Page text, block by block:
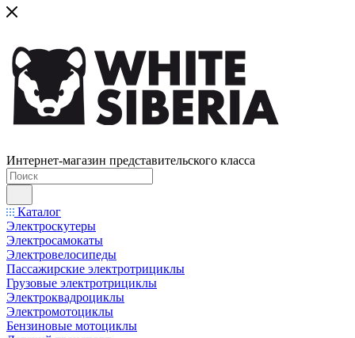
Интернет-магазин представительского класса
Каталог
Электроскутеры
Электросамокаты
Электровелосипеды
Пассажирские электротрициклы
Грузовые электротрициклы
Электроквадроциклы
Электромотоциклы
Бензиновые мотоциклы